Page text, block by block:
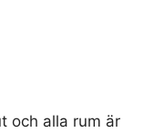
och alla rum är